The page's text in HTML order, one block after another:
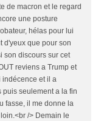
de macron et le regard
une posture
hélas pour lui
d'yeux que pour son
son discours sur cet
reviens a Trump et
indécence et il a
puis seulement a la fin
fasse, il me donne la
/> Demain le